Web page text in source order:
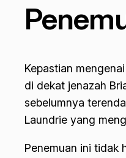
Kepastian
di dekat jenazah
sebelumnya
Laundrie yang
Penemuan ini tidak